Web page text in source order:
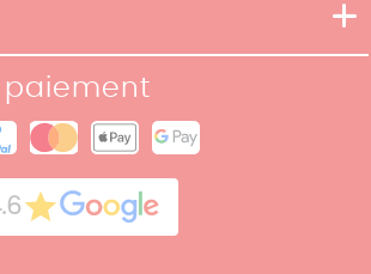
de vente
paiement